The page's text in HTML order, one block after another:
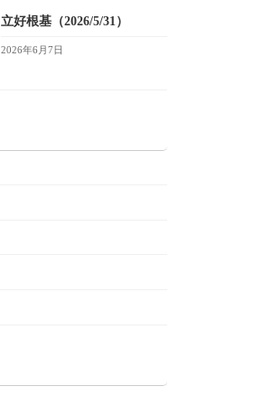
立好根基（2026/5/31）
2026年6月7日